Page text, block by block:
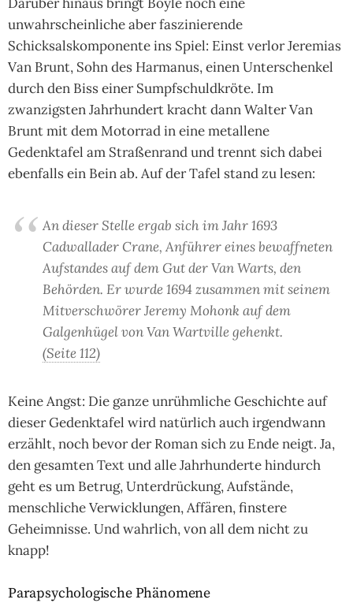
unwahrscheinliche aber faszinierende
Schicksalskomponente ins Spiel: Einst verlor Jeremias
Van Brunt, Sohn des Harmanus, einen Unterschenkel
durch den Biss einer Sumpfschuldkröte. Im
zwanzigsten Jahrhundert kracht dann Walter Van
Brunt mit dem Motorrad in eine metallene
Gedenktafel am Straßenrand und trennt sich dabei
ebenfalls ein Bein ab. Auf der Tafel stand zu lesen:
An dieser Stelle ergab sich im Jahr 1693
Cadwallader Crane, Anführer eines bewaffneten
Aufstandes auf dem Gut der Van Warts, den
Behörden. Er wurde 1694 zusammen mit seinem
Mitverschwörer Jeremy Mohonk auf dem
Galgenhügel von Van Wartville gehenkt.
(Seite 112)
Keine Angst: Die ganze unrühmliche Geschichte auf
dieser Gedenktafel wird natürlich auch irgendwann
erzählt, noch bevor der Roman sich zu Ende neigt. Ja,
den gesamten Text und alle Jahrhunderte hindurch
geht es um Betrug, Unterdrückung, Aufstände,
menschliche Verwicklungen, Affären, finstere
Geheimnisse. Und wahrlich, von all dem nicht zu
knapp!
Parapsychologische Phänomene